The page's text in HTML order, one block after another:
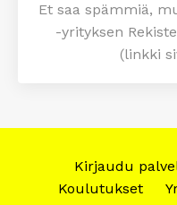
Et saa spämmiä,
-yrityksen
(linkki
Kirjaudu
Koulutukset